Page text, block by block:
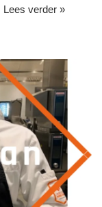
Lees verder »